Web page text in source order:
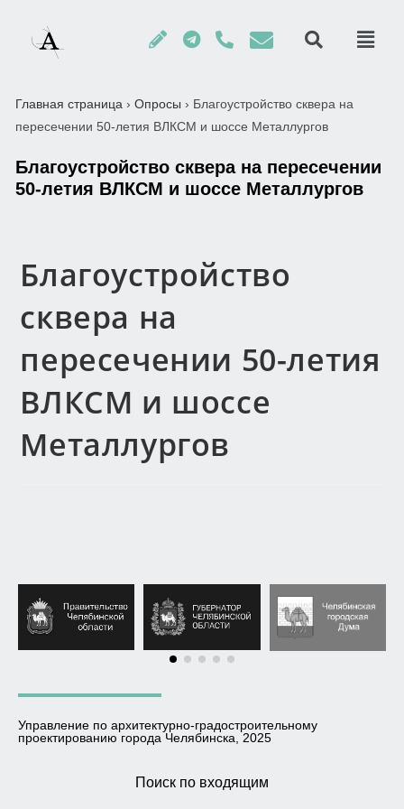
Главная страница › Опросы › Благоустройство сквера на
пересечении 50-летия ВЛКСМ и шоссе Металлургов
Благоустройство сквера на пересечении
50-летия ВЛКСМ и шоссе Металлургов
Благоустройство
сквера на
пересечении 50-летия
ВЛКСМ и шоссе
Металлургов
Управление по архитектурно-градостроительному
проектированию города Челябинска, 2025
Поиск по входящим